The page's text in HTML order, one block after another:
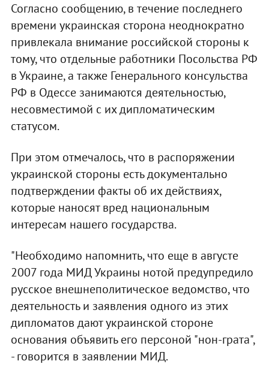
Согласно сообщению, в течение последнего
времени украинская сторона неоднократно
привлекала внимание российской стороны к
тому, что отдельные работники Посольства РФ
в Украине, а также Генерального консульства
РФ в Одессе занимаются деятельностью,
несовместимой с их дипломатическим
статусом.
При этом отмечалось, что в распоряжении
украинской стороны есть документально
подтверждении факты об их действиях,
которые наносят вред национальным
интересам нашего государства.
"Необходимо напомнить, что еще в августе
2007 года МИД Украины нотой предупредило
русское внешнеполитическое ведомство, что
деятельность и заявления одного из этих
дипломатов дают украинской стороне
основания объявить его персоной "нон-грата",
- говорится в заявлении МИД.